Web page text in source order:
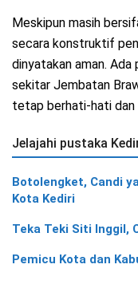
Meskipun masih
secara konstruktif
dinyatakan aman. Ada
sekitar Jembatan
tetap berhati-hati dan
Jelajahi pustaka
Botolengket, Candi
Kota Kediri
Teka Teki Siti Inggil,
Pemicu Kota dan